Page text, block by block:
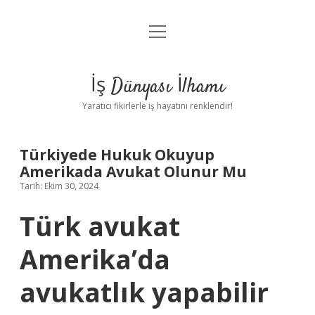
Anasayfa
Yasal Uyarı
menüyü
İş Dünyası İlhamı
Yaratıcı fikirlerle iş hayatını renklendir!
Türkiyede Hukuk Okuyup
Amerikada Avukat Olunur Mu
Tarih: Ekim 30, 2024
Türk avukat
Amerika’da
avukatlık yapabilir